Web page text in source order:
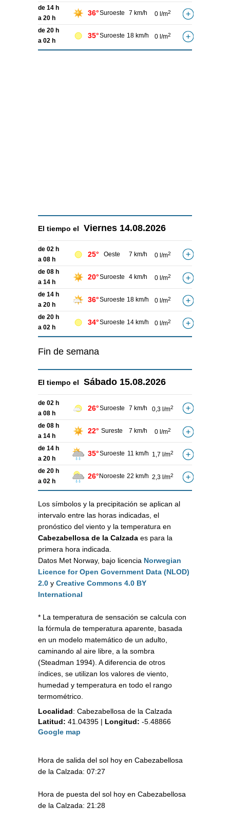
de 14 h
a 20 h
36°Suroeste 7 km/h 0 l/m2
de 20 h
a 02 h
35°Suroeste 18 km/h 0 l/m2
El tiempo el Viernes 14.08.2026
de 02 h
a 08 h
25° Oeste 7 km/h 0 l/m2
de 08 h
a 14 h
20°Suroeste 4 km/h 0 l/m2
de 14 h
a 20 h
36°Suroeste 18 km/h 0 l/m2
de 20 h
a 02 h
34°Suroeste 14 km/h 0 l/m2
Fin de semana
El tiempo el Sábado 15.08.2026
de 02 h
a 08 h
26°Suroeste 7 km/h 0,3 l/m2
de 08 h
a 14 h
22° Sureste 7 km/h 0 l/m2
de 14 h
a 20 h
35°Suroeste 11 km/h 1,7 l/m2
de 20 h
a 02 h
26° Noroeste 22 km/h 2,3 l/m2
Los símbolos y la precipitación se aplican al
intervalo entre las horas indicadas, el
pronóstico del viento y la temperatura en
Cabezabellosa de la Calzada es para la
primera hora indicada.
Datos Met Norway, bajo licencia Norwegian
Licence for Open Government Data (NLOD)
2.0 y Creative Commons 4.0 BY
International
* La temperatura de sensación se calcula con
la fórmula de temperatura aparente, basada
en un modelo matemático de un adulto,
caminando al aire libre, a la sombra
(Steadman 1994). A diferencia de otros
índices, se utilizan los valores de viento,
humedad y temperatura en todo el rango
termométrico.
Localidad: Cabezabellosa de la Calzada
Latitud: 41.04395 | Longitud: -5.48866
Google map
Hora de salida del sol hoy en Cabezabellosa
de la Calzada: 07:27
Hora de puesta del sol hoy en Cabezabellosa
de la Calzada: 21:28